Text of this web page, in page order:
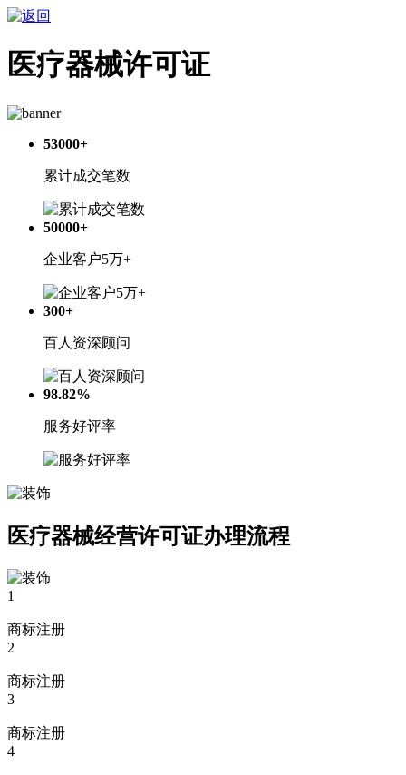
医疗器械许可证
53000+
累计成交笔数
50000+
企业客户5万+
300+
百人资深顾问
98.82%
服务好评率
医疗器械经营许可证办理流程
1
商标注册
2
商标注册
3
商标注册
4